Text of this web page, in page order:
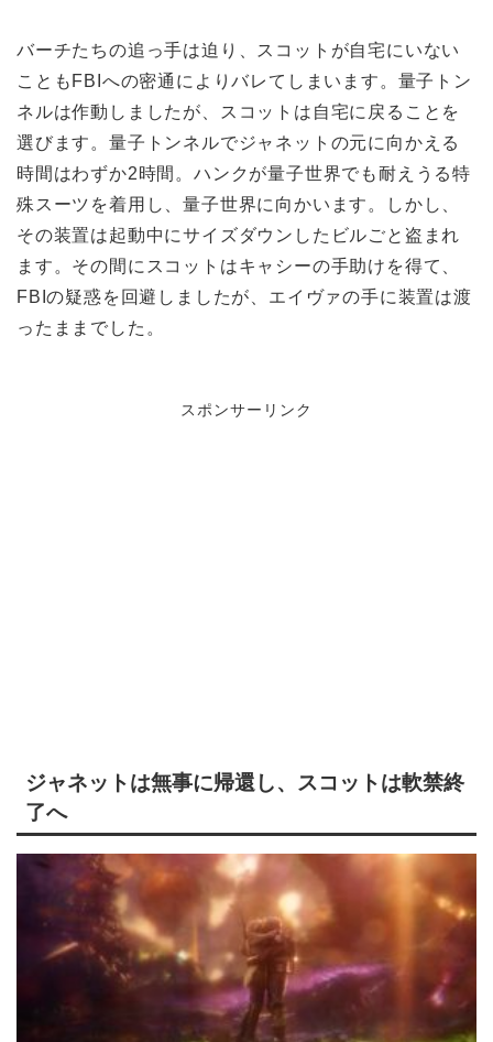
バーチたちの追っ手は迫り、スコットが自宅にいない
こともFBIへの密通によりバレてしまいます。量子トン
ネルは作動しましたが、スコットは自宅に戻ることを
選びます。量子トンネルでジャネットの元に向かえる
時間はわずか2時間。ハンクが量子世界でも耐えうる特
殊スーツを着用し、量子世界に向かいます。しかし、
その装置は起動中にサイズダウンしたビルごと盗まれ
ます。その間にスコットはキャシーの手助けを得て、
FBIの疑惑を回避しましたが、エイヴァの手に装置は渡
ったままでした。
スポンサーリンク
ジャネットは無事に帰還し、スコットは軟禁終
了へ